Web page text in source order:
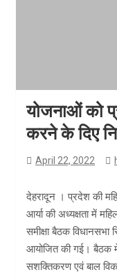
योजनाओं को
करने के दिए
April 22, 2022
देहरादून । प्रदेश की
आर्या की अध्यक्षता में
समीक्षा बैठक विधानसभा
आयोजित की गई। बैठक में
सशक्तिकरण एवं बाल